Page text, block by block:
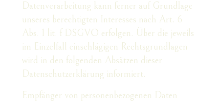
Datenverarbeitung kann ferner auf Grundlage
unseres berechtigten Interesses nach Art. 6
Abs. 1 lit. f DSGVO erfolgen. Über die jeweils
im Einzelfall einschlägigen Rechtsgrundlagen
wird in den folgenden Absätzen dieser
Datenschutzerklärung informiert.
Empfänger von personenbezogenen Daten